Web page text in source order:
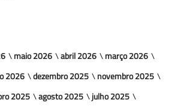
maio 2026 abril 2026
março 2026
2026 dezembro 2025
novembro 2025
2025 agosto 2025
julho 2025